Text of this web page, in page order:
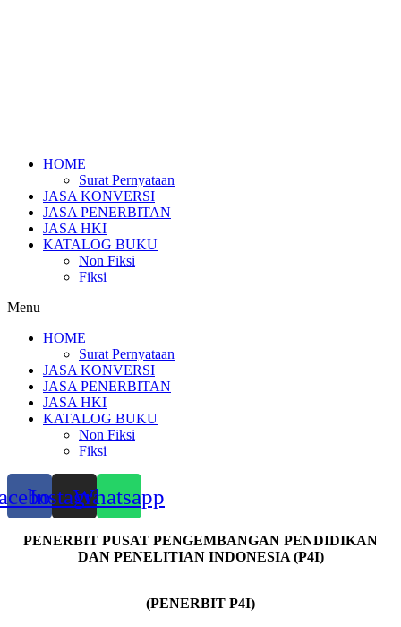
HOME
Surat Pernyataan
JASA KONVERSI
JASA PENERBITAN
JASA HKI
KATALOG BUKU
Non Fiksi
Fiksi
Menu
HOME
Surat Pernyataan
JASA KONVERSI
JASA PENERBITAN
JASA HKI
KATALOG BUKU
Non Fiksi
Fiksi
InstagramWhatsapp
PENERBIT PUSAT PENGEMBANGAN PENDIDIKAN
DAN PENELITIAN INDONESIA (P4I)
(PENERBIT P4I)